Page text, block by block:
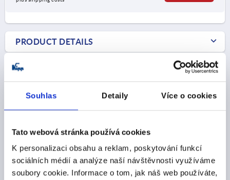
Souhlas Detaily Více o cookies
Tato webová stránka používá cookies
K personalizaci obsahu a reklam, poskytování funkcí
sociálních médií a analýze naší návštěvnosti využíváme
soubory cookie. Informace o tom, jak náš web používáte,
4) Suitable for M 2.5 countersunk head fastening screws
4)
PRODUCT DETAILS
DOWNLOADS
Discover our product range